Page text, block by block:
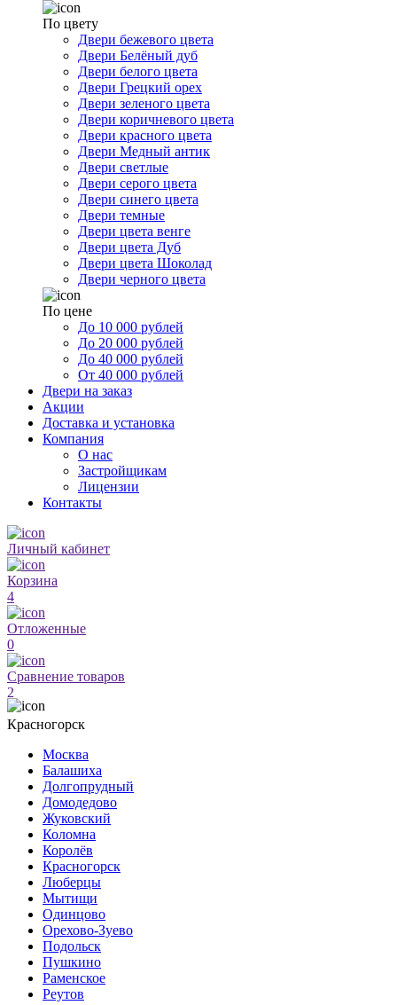
По цвету
Двери бежевого цвета
Двери Белёный дуб
Двери белого цвета
Двери Грецкий орех
Двери зеленого цвета
Двери коричневого цвета
Двери красного цвета
Двери Медный антик
Двери светлые
Двери серого цвета
Двери синего цвета
Двери темные
Двери цвета венге
Двери цвета Дуб
Двери цвета Шоколад
Двери черного цвета
По цене
До 10 000 рублей
До 20 000 рублей
До 40 000 рублей
От 40 000 рублей
Двери на заказ
Акции
Доставка и установка
Компания
О нас
Застройщикам
Лицензии
Контакты
Личный кабинет
Корзина
4
Отложенные
0
Сравнение товаров
2
Красногорск
Москва
Балашиха
Долгопрудный
Домодедово
Жуковский
Коломна
Королёв
Красногорск
Люберцы
Мытищи
Одинцово
Орехово-Зуево
Подольск
Пушкино
Раменское
Реутов